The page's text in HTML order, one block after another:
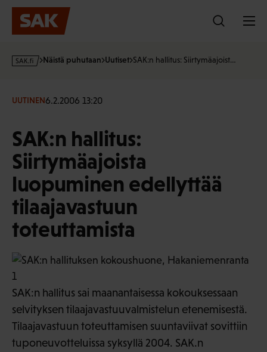
Hyppää
sisältöön
s
·
Näistä puhutaan Uutiset SAK:n hallitus: Siirtymäajoist…
UUTINEN6.2.2006 13:20
SAK:n hallitus:
Siirtymäajoista
luopuminen edellyttää
tilaajavastuun
toteuttamista
SAK:n hallitus sai maanantaisessa kokouksessaan
selvityksen tilaajavastuuvalmistelun etenemisestä.
Tilaajavastuun toteuttamisen suuntaviivat sovittiin
tuponeuvotteluissa syksyllä 2004. SAK.n